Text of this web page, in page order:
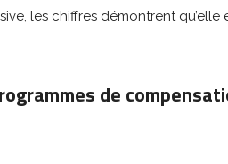
les chiffres démontrent qu’elle
de